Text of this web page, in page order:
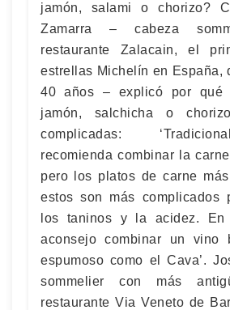
jamón, salami o chorizo?
Zamarra – cabeza
restaurante Zalacain, el
estrellas Michelín en España,
40 años – explicó por qué
jamón, salchicha o
complicadas:
recomienda combinar la
pero los platos de carne
estos son más complicados
los taninos y la acidez.
aconsejo combinar un vino
espumoso como el Cava’.
sommelier con más
restaurante Via Veneto de